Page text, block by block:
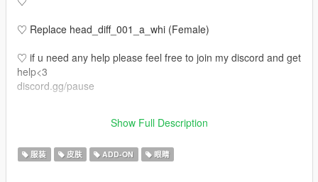
♡ Replace head_diff_001_a_whi (Female)
♡ if u need any help please feel free to join my discord and get
help<3
discord.gg/pause
Show Full Description
服装 皮肤 ADD-ON 眼睛